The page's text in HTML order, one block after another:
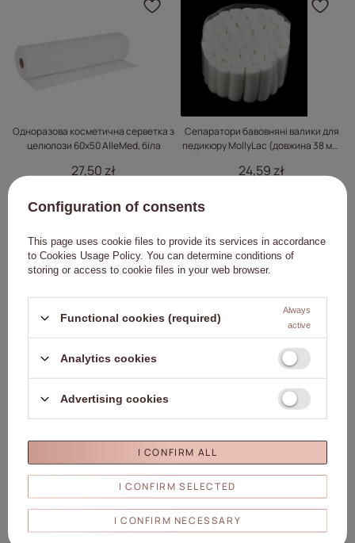
Одноразова косметична серветка з
целюлози 60x50 AlleMed, біла
27,50 zł
В КОШИК
Натисніть, щоб
Сепаратори бавовняні валики для
педикюру MollyLac (довжина 38 мм,
1000 шт.
24,59 zł
НАШ БЕСТСЕЛЕР
AlleMed HDPE 50x50 + 2 вкладиші
(50 шт.)
В КОШИК
Натисніть, щоб
СКОРО ПОВЕРНЕТЬСЯ
Одноразова косметична серветка з
паперу та плівки, 30 см × 20 м,
Medprox Comfort, рожева
В КОШИК
СКОРО ПОВЕРНЕТЬСЯ Натисніть, щоб
СКОРО ПОВЕРНЕТЬСЯ
Configuration of consents
This page uses cookie files to provide its services in accordance
to Cookies Usage Policy. You can determine conditions of
storing or access to cookie files in your web browser.
Functional cookies (required)
Always
active
Analytics cookies
Advertising cookies
I CONFIRM SELECTED
I CONFIRM NECESSARY
I CONFIRM ALL